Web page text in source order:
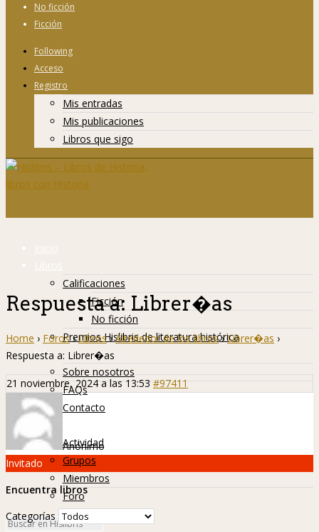
No ficción
Ficción
Following
Acceso
Registro
Mis entradas
Mis publicaciones
Libros que sigo
Inicio
Libros
Calificaciones
Ficción
No ficción
Premios Hislibris de literatura histórica
Info
Sobre nosotros
FAQs
Contacto
Hislibreños
Actividad
Grupos
Miembros
Foro
Respuesta a: Librer�as
Home › Foros › Libros › Alrededor de los libros › Librer�as ›
Respuesta a: Librer�as
21 noviembre, 2024 a las 13:53 #97411
Anónimo
Invitado
Encuentra libros
Categorías